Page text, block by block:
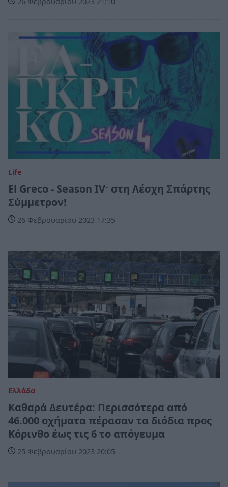
Life
El Greco - Season IV· στη Λέσχη Σπάρτης
Σύμμετρον!
26 Φεβρουαρίου 2023 17:35
Ελλάδα
Καθαρά Δευτέρα: Περισσότερα από
46.000 οχήματα πέρασαν τα διόδια προς
Κόρινθο έως τις 6 το απόγευμα
25 Φεβρουαρίου 2023 20:05